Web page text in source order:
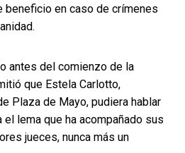
beneficio en caso de crímenes
antes del comienzo de la
que Estela Carlotto,
Plaza de Mayo, pudiera hablar
lema que ha acompañado sus
jueces, nunca más un